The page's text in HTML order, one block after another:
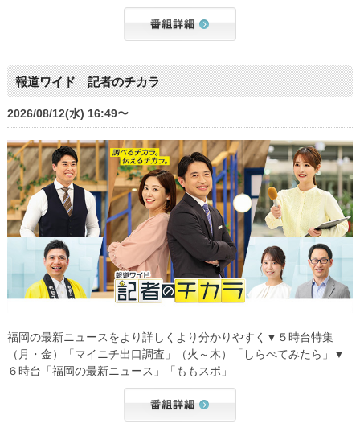
報道ワイド 記者のチカラ
2026/08/12(水) 16:49〜
福岡の最新ニュースをより詳しくより分かりやすく▼５時台特集
（月・金）「マイニチ出口調査」（火～木）「しらべてみたら」▼
６時台「福岡の最新ニュース」「ももスポ」